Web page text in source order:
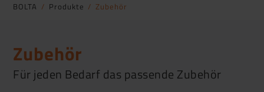
BOLTA Produkte Zubehör
Zubehör
Für jeden Bedarf das passende Zubehör